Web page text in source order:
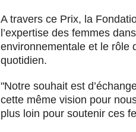
A travers ce Prix, la
l’expertise des femmes
environnementale et le rôle
quotidien.
"Notre souhait est
cette même vision pour
plus loin pour soutenir ces